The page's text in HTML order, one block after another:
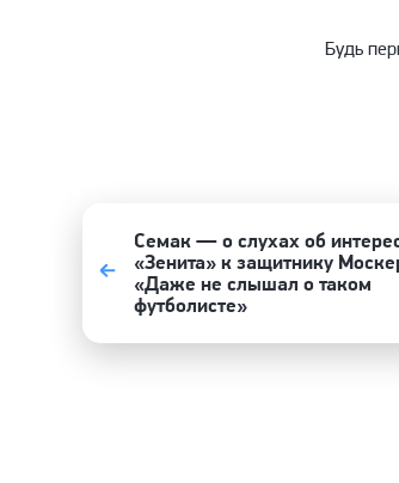
Будь
Семак — о слухах об
«Зенита» к защитнику
«Даже не слышал о таком
футболисте»